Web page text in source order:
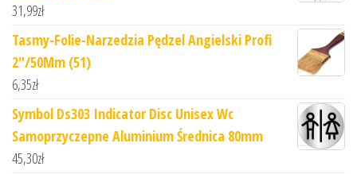
31,99zł
Tasmy-Folie-Narzedzia Pędzel Angielski Profi
2"/50Mm (51)
6,35zł
Symbol Ds303 Indicator Disc Unisex Wc
Samoprzyczepne Aluminium Średnica 80mm
45,30zł